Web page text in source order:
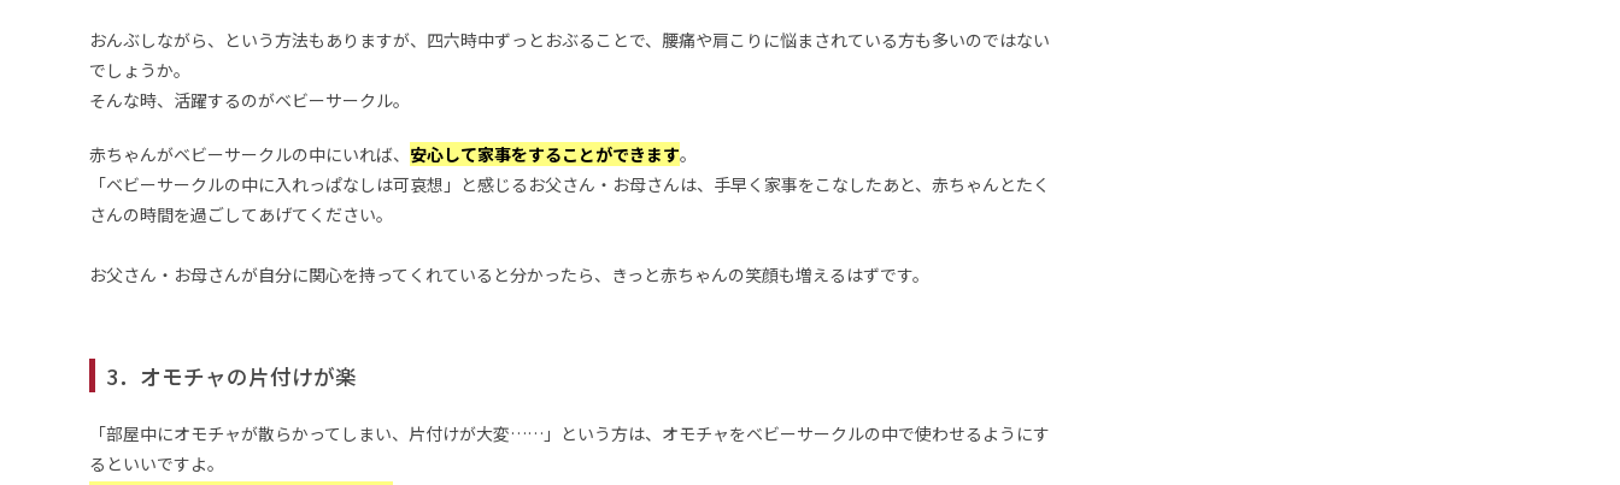
おんぶしながら、という方法もありますが、四六時中ずっとおぶることで、腰痛や肩こりに悩まされている方も多いのではない
でしょうか。
そんな時、活躍するのがベビーサークル。
赤ちゃんがベビーサークルの中にいれば、 安心して家事をすることができます。
「ベビーサークルの中に入れっぱなしは可哀想」と感じるお父さん・お母さんは、手早く家事をこなしたあと、赤ちゃんとたく
さんの時間を過ごしてあげてください。
お父さん・お母さんが自分に関心を持ってくれていると分かったら、きっと赤ちゃんの笑顔も増えるはずです。
3．オモチャの片付けが楽
「部屋中にオモチャが散らかってしまい、片付けが大変……」という方は、オモチャをベビーサークルの中で使わせるようにす
るといいですよ。